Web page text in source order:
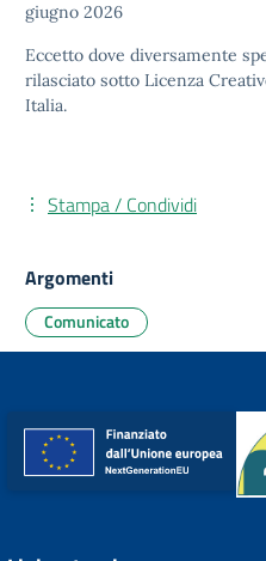
giugno 2026
Eccetto dove diversamente
rilasciato sotto Licenza
Italia.
Stampa / Condividi
Argomenti
Comunicato